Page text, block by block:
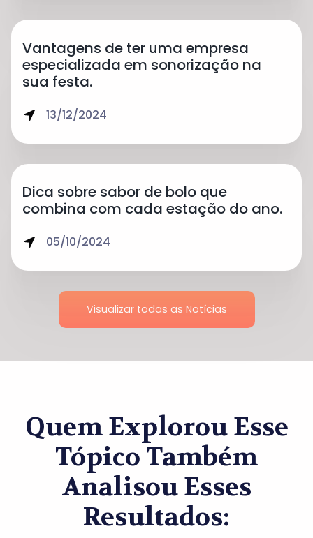
Vantagens de ter uma empresa
especializada em sonorização na
sua festa.
13/12/2024
Dica sobre sabor de bolo que
combina com cada estação do ano.
05/10/2024
Visualizar todas as Notícias
Quem Explorou Esse
Tópico Também
Analisou Esses
Resultados: